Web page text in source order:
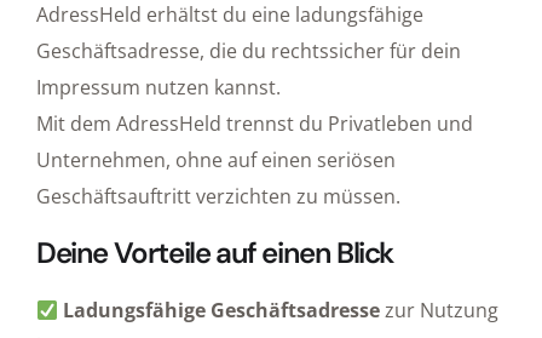
AdressHeld erhältst du eine ladungsfähige
Geschäftsadresse, die du rechtssicher für dein
Impressum nutzen kannst.
Mit dem AdressHeld trennst du Privatleben und
Unternehmen, ohne auf einen seriösen
Geschäftsauftritt verzichten zu müssen.
Deine Vorteile auf einen Blick
Ladungsfähige Geschäftsadressezur Nutzung